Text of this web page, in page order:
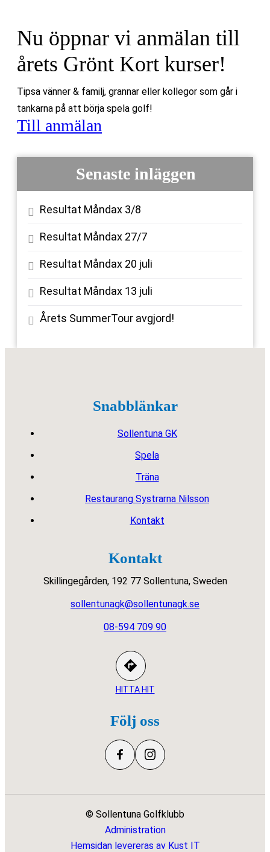
Nu öppnar vi anmälan till
årets Grönt Kort kurser!
Tipsa vänner & familj, grannar eller kollegor som går i
tankarna på att börja spela golf!
Till anmälan
Senaste inläggen
Resultat Måndax 3/8
Resultat Måndax 27/7
Resultat Måndax 20 juli
Resultat Måndax 13 juli
Årets SummerTour avgjord!
Snabblänkar
Sollentuna GK
Spela
Träna
Restaurang Systrarna Nilsson
Kontakt
Kontakt
Skillingegården, 192 77 Sollentuna, Sweden
sollentunagk@sollentunagk.se
08-594 709 90
HITTA HIT
Följ oss
© Sollentuna Golfklubb
Administration
Hemsidan levereras av Kust IT